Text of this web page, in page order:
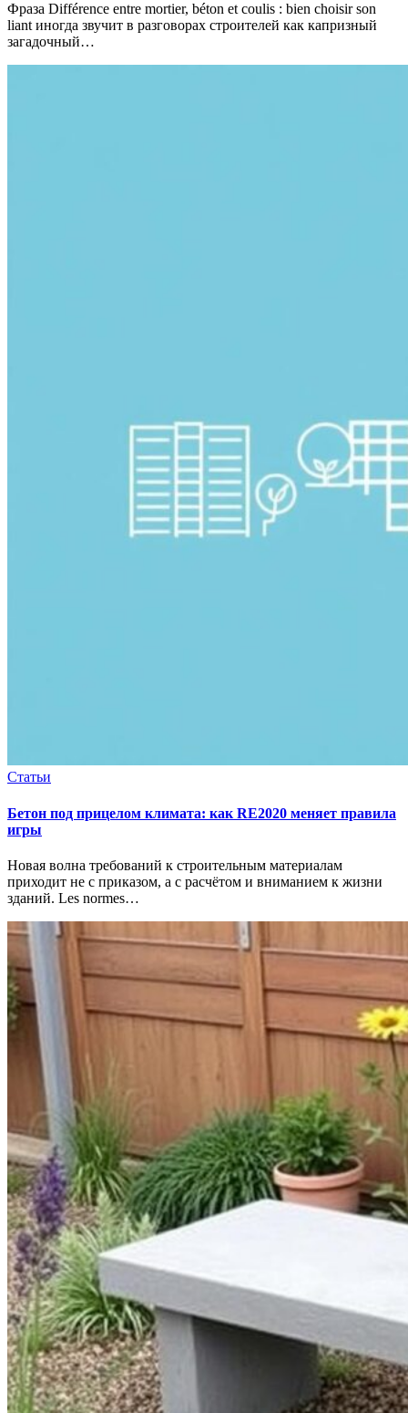
Фраза Différence entre mortier, béton et coulis : bien choisir son
liant иногда звучит в разговорах строителей как капризный
загадочный…
Статьи
Бетон под прицелом климата: как RE2020 меняет правила
игры
Новая волна требований к строительным материалам
приходит не с приказом, а с расчётом и вниманием к жизни
зданий. Les normes…